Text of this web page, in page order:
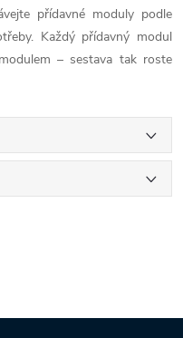
přídavné moduly podle
Každý přídavný modul
– sestava tak roste